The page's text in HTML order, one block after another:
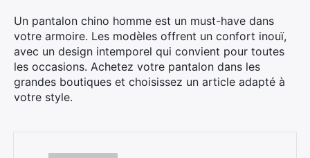
Un pantalon chino homme est un must-have dans
votre armoire. Les modèles offrent un confort inouï,
avec un design intemporel qui convient pour toutes
les occasions. Achetez votre pantalon dans les
grandes boutiques et choisissez un article adapté à
votre style.